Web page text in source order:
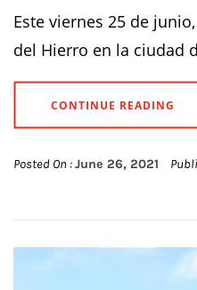
Este viernes 25 de
del Hierro en la ciudad
CONTINUE READING
Posted On :June 26, 2021